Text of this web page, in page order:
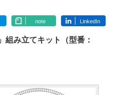
note LinkedIn
み立てキット（型番：